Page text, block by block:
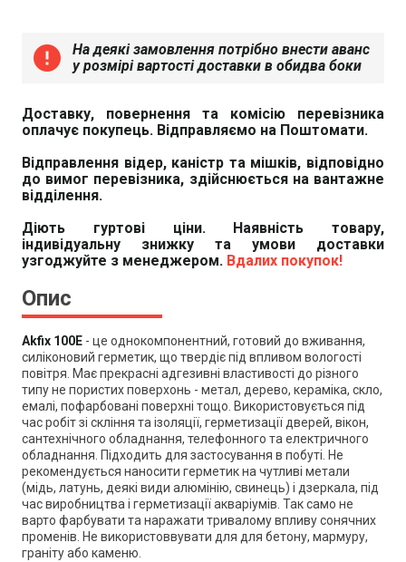
error
На деякі замовлення потрібно внести аванс
у розмірі вартості доставки в обидва боки
Доставку, повернення та комісію перевізника
оплачує покупець. Відправляємо на Поштомати.
Відправлення відер, каністр та мішків, відповідно
до вимог перевізника, здійснюється на вантажне
відділення.
Діють гуртові ціни. Наявність товару,
індивідуальну знижку та умови доставки
узгоджуйте з менеджером. Вдалих покупок!
Опис
Akfix 100Е - це однокомпонентний, готовий до вживання,
силіконовий герметик, що твердіє під впливом вологості
повітря. Має прекрасні адгезивні властивості до різного
типу не пористих поверхонь - метал, дерево, кераміка, скло,
емалі, пофарбовані поверхні тощо. Використовується під
час робіт зі скління та ізоляції, герметизації дверей, вікон,
сантехнічного обладнання, телефонного та електричного
обладнання. Підходить для застосування в побуті. Не
рекомендується наносити герметик на чутливі метали
(мідь, латунь, деякі види алюмінію, свинець) і дзеркала, під
час виробництва і герметизації акваріумів. Так само не
варто фарбувати та наражати тривалому впливу сонячних
променів. Не використоввувати для для бетону, мармуру,
граніту або каменю.